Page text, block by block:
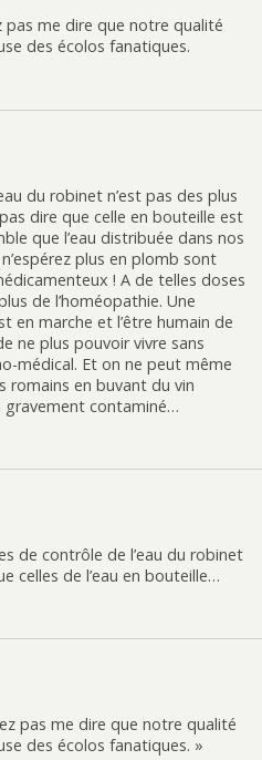
pas me dire que notre qualité
des écolos fanatiques.
du robinet n’est pas des plus
dire que celle en bouteille est
que l’eau distribuée dans nos
plus en plomb sont
! A de telles doses
de l’homéopathie. Une
en marche et l’être humain de
ne plus pouvoir vivre sans
médical. Et on ne peut même
romains en buvant du vin
gravement contaminé…
de contrôle de l’eau du robinet
celles de l’eau en bouteille…
pas me dire que notre qualité
des écolos fanatiques. »